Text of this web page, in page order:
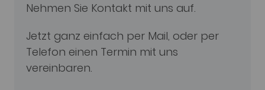
Nehmen Sie Kontakt mit uns auf.
Jetzt ganz einfach per Mail, oder per
Telefon einen Termin mit uns
vereinbaren.